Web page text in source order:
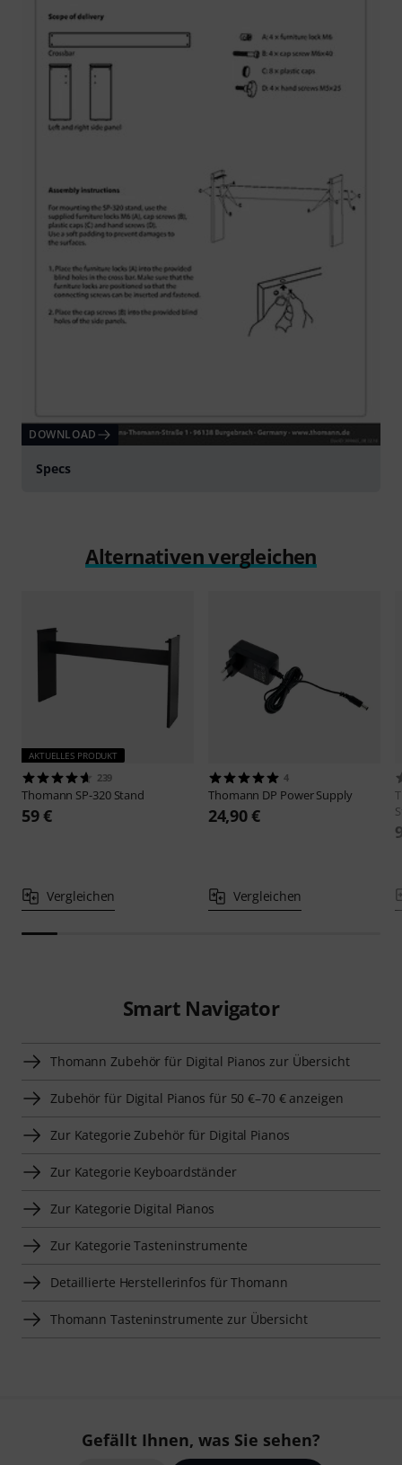
DOWNLOAD
Specs
Alternativen vergleichen
AKTUELLES PRODUKT
239
Thomann SP-320 Stand
59 €
Vergleichen
4
Thomann DP Power Supply
24,90 €
Vergleichen
Smart Navigator
Thomann Zubehör für Digital Pianos zur Übersicht
Zubehör für Digital Pianos für 50 €–70 € anzeigen
Zur Kategorie Zubehör für Digital Pianos
Zur Kategorie Keyboardständer
Zur Kategorie Digital Pianos
Zur Kategorie Tasteninstrumente
Detaillierte Herstellerinfos für Thomann
Thomann Tasteninstrumente zur Übersicht
Gefällt Ihnen, was Sie sehen?